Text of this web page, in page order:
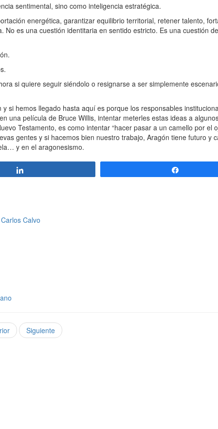
sentimental, sino como inteligencia estratégica.
energética, garantizar equilibrio territorial, retener talento,
es una cuestión identitaria en sentido estricto. Es una cuestión de
si quiere seguir siéndolo o resignarse a ser simplemente
si hemos llegado hasta aquí es porque los responsables
una película de Bruce Willis, intentar meterles estas ideas a
Testamento, es como intentar “hacer pasar a un camello por el
gentes y si hacemos bien nuestro trabajo, Aragón tiene futuro y
y en el aragonesismo.
Calvo
Siguiente